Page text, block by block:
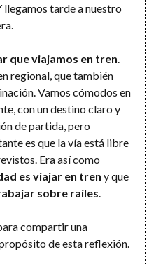
tarde a nuestro
que viajamos en tren.
regional, que también
Vamos cómodos en
con un destino claro y
de partida, pero
es que la vía está libre
Era así como
es viajar en tren y que
sobre raíles.
compartir una
de esta reflexión.